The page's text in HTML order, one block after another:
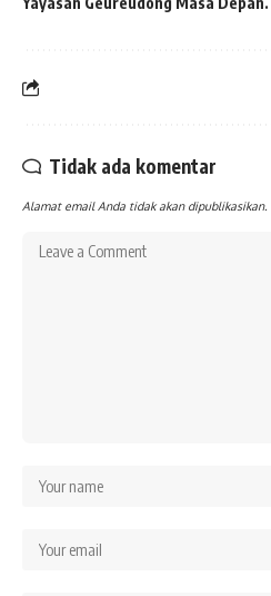
Tidak ada komentar
Alamat email Anda tidak akan dipublikasikan.